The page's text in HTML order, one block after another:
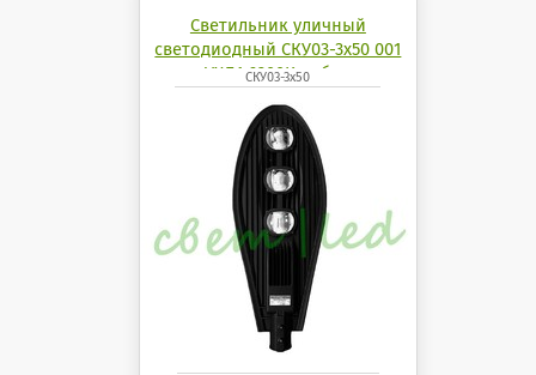
Светильник уличный
светодиодный СКУ03-3x50 001
УХЛ1 6200K кобра
СКУ03-3x50